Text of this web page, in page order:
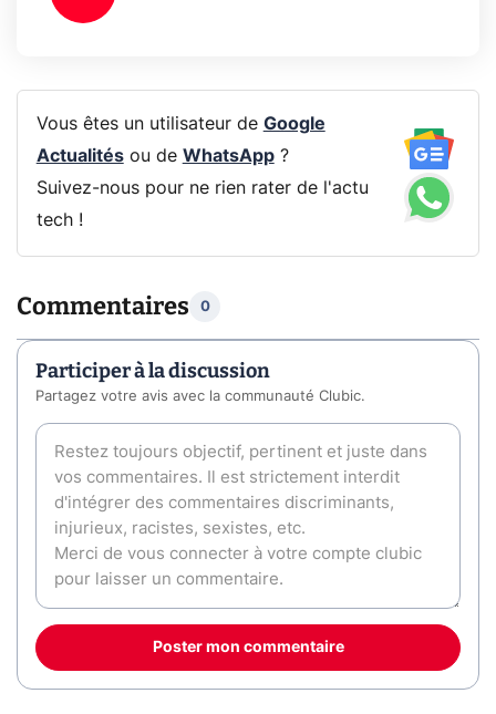
Vous êtes un utilisateur de Google
Actualitésou de WhatsApp?
Suivez-nous pour ne rien rater de l'actu
tech !
Commentaires 0
Participer à la discussion
Partagez votre avis avec la communauté Clubic.
Poster mon commentaire